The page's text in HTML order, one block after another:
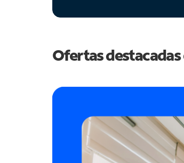
Ofertas destacadas